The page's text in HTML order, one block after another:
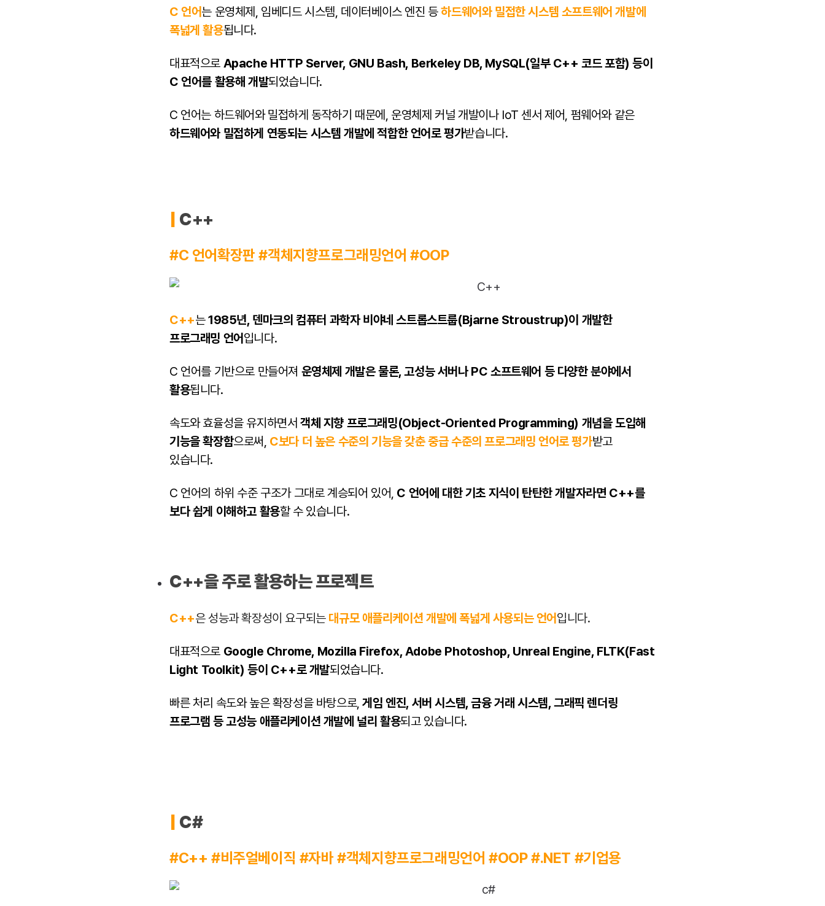
C 언어는 운영체제, 임베디드 시스템, 데이터베이스 엔진 등하드웨어와 밀접한 시스템 소프트웨어 개발에
폭넓게 활용됩니다.
대표적으로 Apache HTTP Server, GNU Bash, Berkeley DB, MySQL(일부 C++ 코드 포함) 등이
C 언어를 활용해 개발되었습니다.
C 언어는 하드웨어와 밀접하게 동작하기 때문에, 운영체제 커널 개발이나 IoT 센서 제어, 펌웨어와 같은
하드웨어와 밀접하게 연동되는 시스템 개발에 적합한 언어로 평가받습니다.
C++
#C 언어확장판 #객체지향프로그래밍언어 #OOP
C++는1985년, 덴마크의 컴퓨터 과학자 비야네 스트롭스트룹(Bjarne Stroustrup)이 개발한
프로그래밍 언어 입니다.
C 언어를 기반으로 만들어져 운영체제 개발은 물론, 고성능 서버나 PC 소프트웨어 등 다양한 분야에서
활용됩니다.
속도와 효율성을 유지하면서 객체 지향 프로그래밍(Object-Oriented Programming) 개념을 도입해
기능을 확장함으로써, C보다 더 높은 수준의 기능을 갖춘 중급 수준의 프로그래밍 언어로 평가받고
있습니다.
C 언어의 하위 수준 구조가 그대로 계승되어 있어, C 언어에 대한 기초 지식이 탄탄한 개발자라면 C++를
보다 쉽게 이해하고 활용할 수 있습니다.
C++을 주로 활용하는 프로젝트
C++은 성능과 확장성이 요구되는 대규모 애플리케이션 개발에 폭넓게 사용되는 언어 입니다.
대표적으로 Google Chrome, Mozilla Firefox, Adobe Photoshop, Unreal Engine, FLTK(Fast
Light Toolkit) 등이 C++로 개발되었습니다.
빠른 처리 속도와 높은 확장성을 바탕으로,게임 엔진, 서버 시스템, 금융 거래 시스템, 그래픽 렌더링
프로그램 등 고성능 애플리케이션 개발에 널리 활용되고 있습니다.
C#
#C++ #비주얼베이직 #자바 #객체지향프로그래밍언어 #OOP #.NET #기업용